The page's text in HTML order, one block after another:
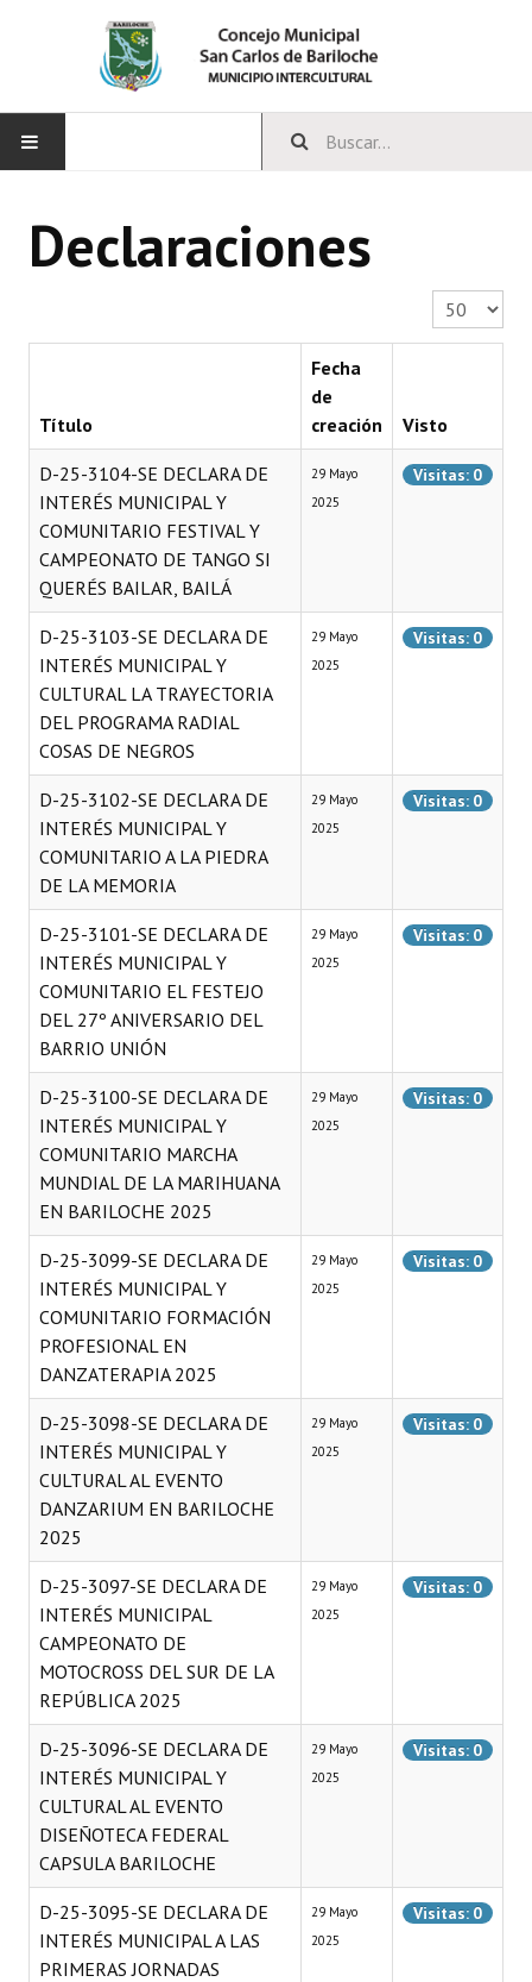
CONCEJO
Concejales Mandato Cumplido
Programas
LEGISLACIÓN
Constitución Nacional
Constitución Provincial
Carta Orgánica 2007
Reglamento Interno
Digesto
Organigrama
DOCUMENTOS
Informes de Gestión
Dictámenes Asesoría Letrada
Actas de Sesión
Informes de Unidad Coordinadora
Ejecución Presupuestaria
Actas de Audiencias Públicas
NORMATIVA
Comunicaciones
Declaraciones
Resoluciones
Resoluciones de Presidencia
INSTITUCIONAL
Antiguos Pobladores
Registros y Distinciones
Datos Históricos
Premio al Mérito - Registro
Audiencias Públicas - Registro
Mujeres que Dejaron Huellas - Registro
Declaraciones
Cantidad a
Título
Fecha
de
creación
Visto
D-25-3104-SE DECLARA DE
INTERÉS MUNICIPAL Y
COMUNITARIO FESTIVAL Y
CAMPEONATO DE TANGO SI
QUERÉS BAILAR, BAILÁ
29 Mayo
2025
Visitas: 0
D-25-3103-SE DECLARA DE
INTERÉS MUNICIPAL Y
CULTURAL LA TRAYECTORIA
DEL PROGRAMA RADIAL
COSAS DE NEGROS
29 Mayo
2025
Visitas: 0
D-25-3102-SE DECLARA DE
INTERÉS MUNICIPAL Y
COMUNITARIO A LA PIEDRA
DE LA MEMORIA
29 Mayo
2025
Visitas: 0
D-25-3101-SE DECLARA DE
INTERÉS MUNICIPAL Y
COMUNITARIO EL FESTEJO
DEL 27º ANIVERSARIO DEL
BARRIO UNIÓN
29 Mayo
2025
Visitas: 0
D-25-3100-SE DECLARA DE
INTERÉS MUNICIPAL Y
COMUNITARIO MARCHA
MUNDIAL DE LA MARIHUANA
EN BARILOCHE 2025
29 Mayo
2025
Visitas: 0
D-25-3099-SE DECLARA DE
INTERÉS MUNICIPAL Y
COMUNITARIO FORMACIÓN
PROFESIONAL EN
DANZATERAPIA 2025
29 Mayo
2025
Visitas: 0
D-25-3098-SE DECLARA DE
INTERÉS MUNICIPAL Y
CULTURAL AL EVENTO
DANZARIUM EN BARILOCHE
2025
29 Mayo
2025
Visitas: 0
D-25-3097-SE DECLARA DE
INTERÉS MUNICIPAL
CAMPEONATO DE
MOTOCROSS DEL SUR DE LA
REPÚBLICA 2025
29 Mayo
2025
Visitas: 0
D-25-3096-SE DECLARA DE
INTERÉS MUNICIPAL Y
CULTURAL AL EVENTO
DISEÑOTECA FEDERAL
CAPSULA BARILOCHE
29 Mayo
2025
Visitas: 0
D-25-3095-SE DECLARA DE
INTERÉS MUNICIPAL A LAS
PRIMERAS JORNADAS
29 Mayo
2025
Visitas: 0